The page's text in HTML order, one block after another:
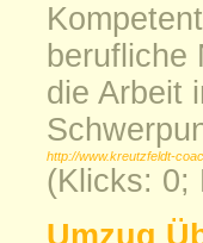
berufliche
die Arbeit
http://www.kreutzfeldt-
(Klicks: 0;
Umzug